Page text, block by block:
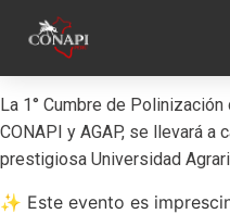
La 1° Cumbre de
CONAPI y AGAP, se llevará
prestigiosa Universidad
✨ Este evento es